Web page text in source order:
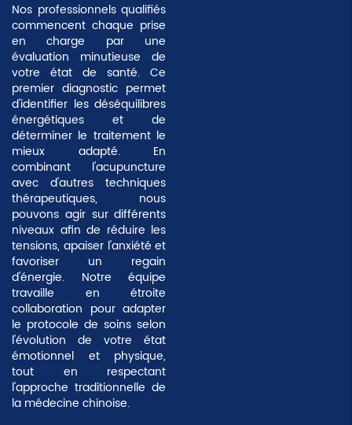
Nos professionnels qualifiés
commencent chaque prise
en charge par une
évaluation minutieuse de
votre état de santé. Ce
premier diagnostic permet
d'identifier les déséquilibres
énergétiques et de
déterminer le traitement le
mieux adapté. En
combinant l'acupuncture
avec d'autres techniques
thérapeutiques, nous
pouvons agir sur différents
niveaux afin de réduire les
tensions, apaiser l'anxiété et
favoriser un regain
d'énergie. Notre équipe
travaille en étroite
collaboration pour adapter
le protocole de soins selon
l'évolution de votre état
émotionnel et physique,
tout en respectant
l'approche traditionnelle de
la médecine chinoise.